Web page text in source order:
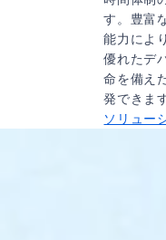
す。豊富
能力によ
優れたデ
命を備え
発できま
ソリュー